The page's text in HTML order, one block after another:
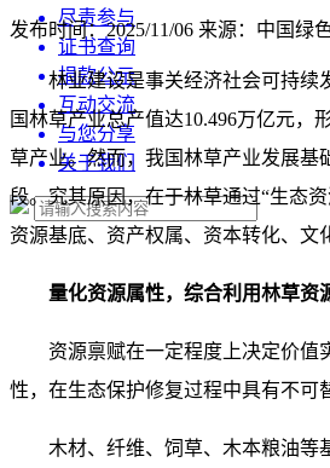
尽责参与
证书查询
捐款公示
互动交流
与您分享
关于我们
发布时间：2025/11/06 来源：中国绿
林业建设是事关经济社会可持续
国林草产业总产值达10.496万亿元
草产业。然而，我国林草产业发展基
段。究其原因，在于林草通过“生态
资源基底、资产权属、资本转化、文
量化资源属性，综合利用林草资
资源禀赋在一定程度上决定价值
性，在生态保护修复过程中具有不可
木材、纤维、饲草、木本粮油等